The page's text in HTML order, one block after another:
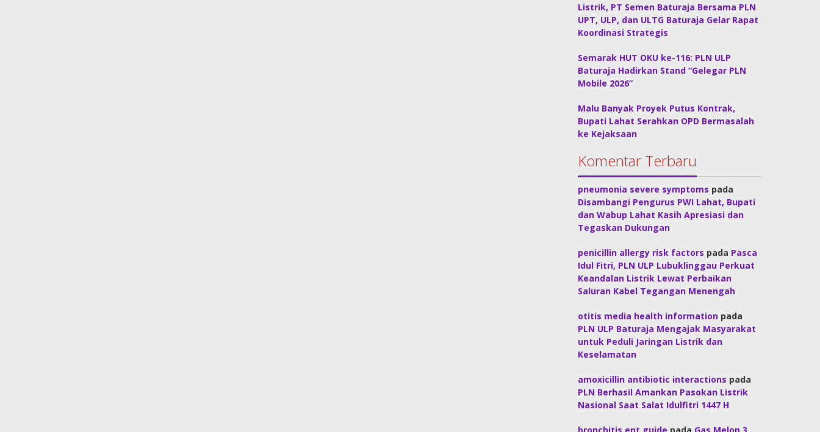
Listrik, PT Semen Baturaja Bersama PLN
UPT, ULP, dan ULTG Baturaja Gelar Rapat
Koordinasi Strategis
Semarak HUT OKU ke-116: PLN ULP
Baturaja Hadirkan Stand “Gelegar PLN
Mobile 2026”
Malu Banyak Proyek Putus Kontrak,
Bupati Lahat Serahkan OPD Bermasalah
ke Kejaksaan
Komentar Terbaru
pneumonia severe symptoms pada
Disambangi Pengurus PWI Lahat, Bupati
dan Wabup Lahat Kasih Apresiasi dan
Tegaskan Dukungan
penicillin allergy risk factors pada Pasca
Idul Fitri, PLN ULP Lubuklinggau Perkuat
Keandalan Listrik Lewat Perbaikan
Saluran Kabel Tegangan Menengah
otitis media health information pada
PLN ULP Baturaja Mengajak Masyarakat
untuk Peduli Jaringan Listrik dan
Keselamatan
amoxicillin antibiotic interactions pada
PLN Berhasil Amankan Pasokan Listrik
Nasional Saat Salat Idulfitri 1447 H